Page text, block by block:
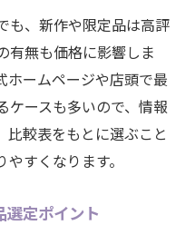
も、新作や限定品は高評
有無も価格に影響しま
ホームページや店頭で最
ケースも多いので、情報
比較表をもとに選ぶこと
すくなります。
選定ポイント